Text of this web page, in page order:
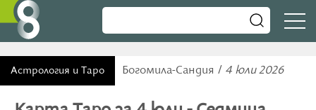
Астрология и Таро Богомила-Сандия / 4 юли 2026